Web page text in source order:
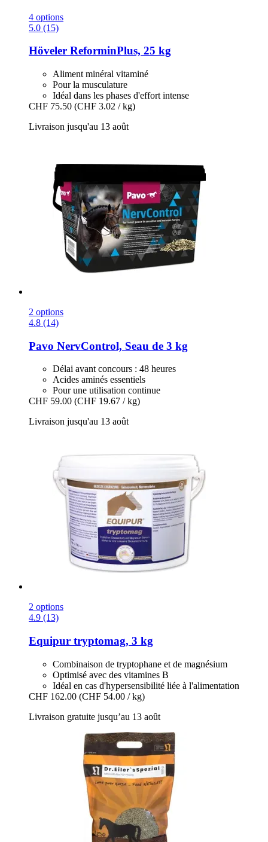
4 options
5.0 (15)
Höveler ReforminPlus, 25 kg
Aliment minéral vitaminé
Pour la musculature
Idéal dans les phases d'effort intense
CHF 75.50 (CHF 3.02 / kg)
Livraison jusqu'au 13 août
2 options
4.8 (14)
Pavo NervControl, Seau de 3 kg
Délai avant concours : 48 heures
Acides aminés essentiels
Pour une utilisation continue
CHF 59.00 (CHF 19.67 / kg)
Livraison jusqu'au 13 août
2 options
4.9 (13)
Equipur tryptomag, 3 kg
Combinaison de tryptophane et de magnésium
Optimisé avec des vitamines B
Idéal en cas d'hypersensibilité liée à l'alimentation
CHF 162.00 (CHF 54.00 / kg)
Livraison gratuite jusqu’au 13 août